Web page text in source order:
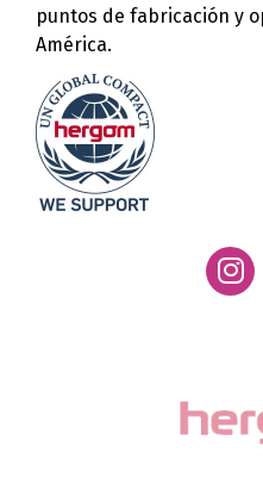
puntos de fabricación y
América.